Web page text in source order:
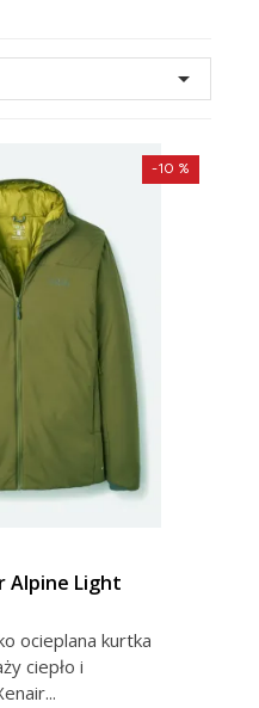

Alpine Light
ocieplana kurtka
ciepło i
-10 %